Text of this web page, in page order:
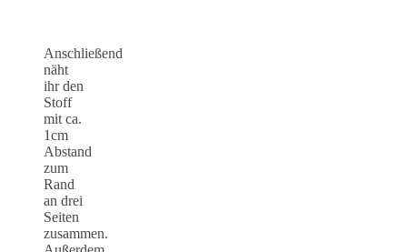
Anschließend
näht
ihr den
Stoff
mit ca.
1cm
Abstand
zum
Rand
an drei
Seiten
zusammen.